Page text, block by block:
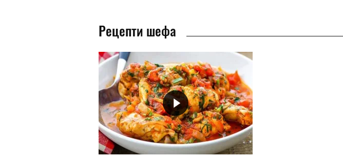
Рецепти шефа